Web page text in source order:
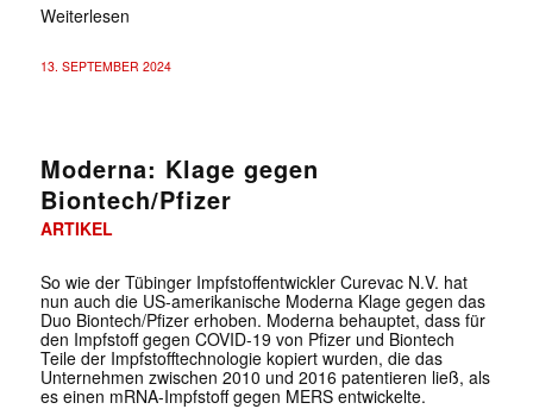
Weiterlesen
13. SEPTEMBER 2024
Moderna: Klage gegen
Biontech/Pfizer
ARTIKEL
So wie der Tübinger Impfstoffentwickler Curevac N.V. hat
nun auch die US-amerikanische Moderna Klage gegen das
Duo Biontech/Pfizer erhoben. Moderna behauptet, dass für
den Impfstoff gegen COVID-19 von Pfizer und Biontech
Teile der Impfstofftechnologie kopiert wurden, die das
Unternehmen zwischen 2010 und 2016 patentieren ließ, als
es einen mRNA-Impfstoff gegen MERS entwickelte.